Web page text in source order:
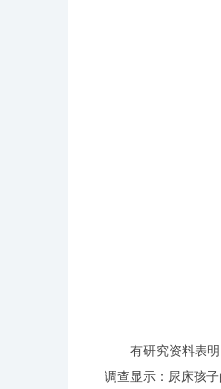
有研究资料表明
调查显示：尿床孩